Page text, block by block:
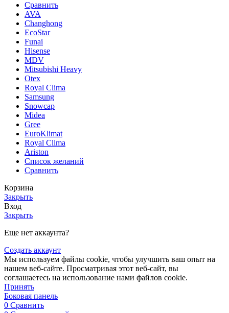
Сравнить
AVA
Changhong
EcoStar
Funai
Hisense
MDV
Mitsubishi Heavy
Otex
Royal Clima
Samsung
Snowcap
Midea
Gree
EuroKlimat
Royal Clima
Ariston
Список желаний
Сравнить
Корзина
Закрыть
Вход
Закрыть
Еще нет аккаунта?
Создать аккаунт
Мы используем файлы cookie, чтобы улучшить ваш опыт на
нашем веб-сайте. Просматривая этот веб-сайт, вы
соглашаетесь на использование нами файлов cookie.
Принять
Боковая панель
0 Сравнить